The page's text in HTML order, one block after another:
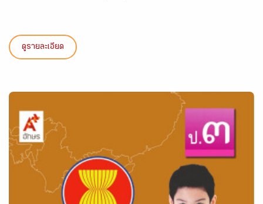
ดูรายละเอียด